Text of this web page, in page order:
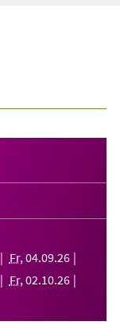
Fr, 04.09.26
Fr, 02.10.26